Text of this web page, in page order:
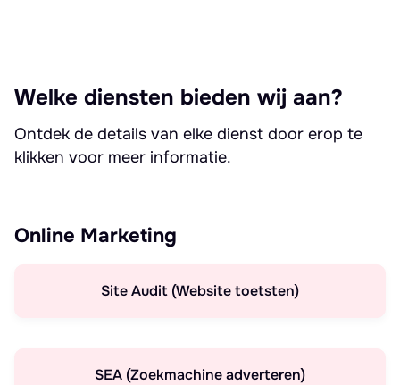
Welke diensten bieden wij aan?
Ontdek de details van elke dienst door erop te
klikken voor meer informatie.
Online Marketing
Site Audit (Website toetsten)
SEA (Zoekmachine adverteren)